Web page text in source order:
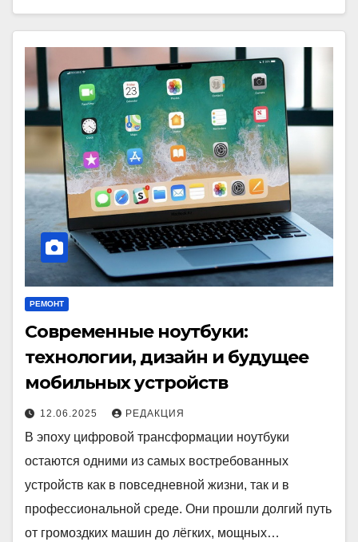
РЕМОНТ
Современные ноутбуки:
технологии, дизайн и будущее
мобильных устройств
12.06.2025 РЕДАКЦИЯ
В эпоху цифровой трансформации ноутбуки
остаются одними из самых востребованных
устройств как в повседневной жизни, так и в
профессиональной среде. Они прошли долгий путь
от громоздких машин до лёгких, мощных…